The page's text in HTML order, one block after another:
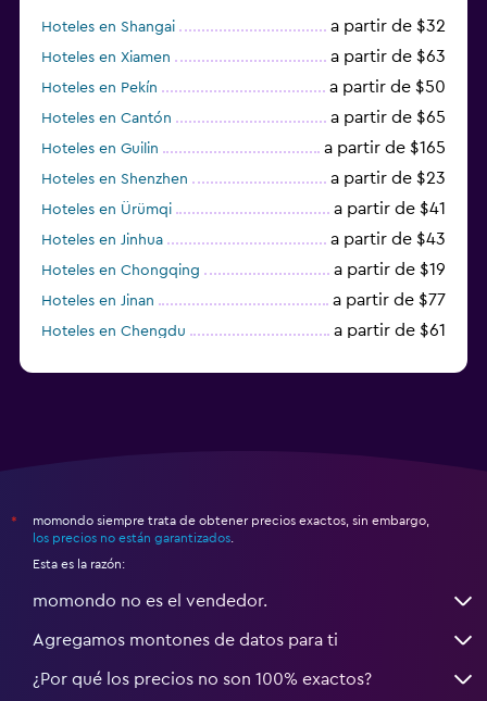
Hoteles en Shangai a partir de $32
Hoteles en Xiamen a partir de $63
Hoteles en Pekín a partir de $50
Hoteles en Cantón a partir de $65
Hoteles en Guilin a partir de $165
Hoteles en Shenzhen a partir de $23
Hoteles en Ürümqi a partir de $41
Hoteles en Jinhua a partir de $43
Hoteles en Chongqing a partir de $19
Hoteles en Jinan a partir de $77
Hoteles en Chengdu a partir de $61
*
momondo siempre trata de obtener precios exactos, sin embargo,
los precios no están garantizados
Esta es la razón:
momondo no es el vendedor.
Agregamos montones de datos para ti
¿Por qué los precios no son 100% exactos?